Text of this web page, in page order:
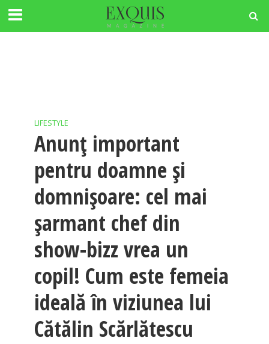
LIFESTYLE
Anunţ important
pentru doamne şi
domnişoare: cel mai
şarmant chef din
show-bizz vrea un
copil! Cum este femeia
ideală în viziunea lui
Cătălin Scărlătescu